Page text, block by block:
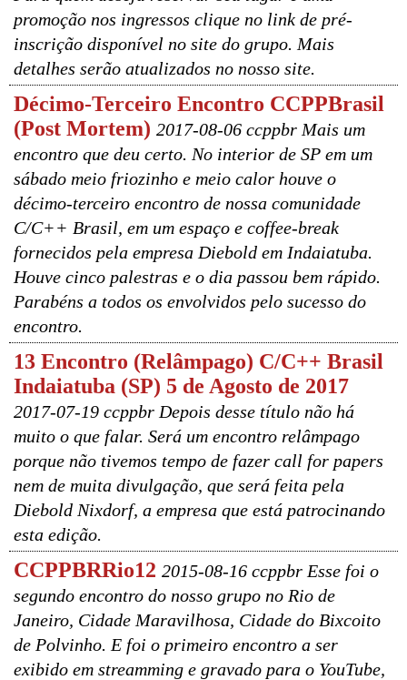
promoção nos ingressos clique no link de pré-
inscrição disponível no site do grupo. Mais
detalhes serão atualizados no nosso site.
Décimo-Terceiro Encontro CCPPBrasil
(Post Mortem) 2017-08-06 ccppbr Mais um
encontro que deu certo. No interior de SP em um
sábado meio friozinho e meio calor houve o
décimo-terceiro encontro de nossa comunidade
C/C++ Brasil, em um espaço e coffee-break
fornecidos pela empresa Diebold em Indaiatuba.
Houve cinco palestras e o dia passou bem rápido.
Parabéns a todos os envolvidos pelo sucesso do
encontro.
13 Encontro (Relâmpago) C/C++ Brasil
Indaiatuba (SP) 5 de Agosto de 2017
2017-07-19 ccppbr Depois desse título não há
muito o que falar. Será um encontro relâmpago
porque não tivemos tempo de fazer call for papers
nem de muita divulgação, que será feita pela
Diebold Nixdorf, a empresa que está patrocinando
esta edição.
CCPPBRRio12 2015-08-16 ccppbr Esse foi o
segundo encontro do nosso grupo no Rio de
Janeiro, Cidade Maravilhosa, Cidade do Bixcoito
de Polvinho. E foi o primeiro encontro a ser
exibido em streamming e gravado para o YouTube,